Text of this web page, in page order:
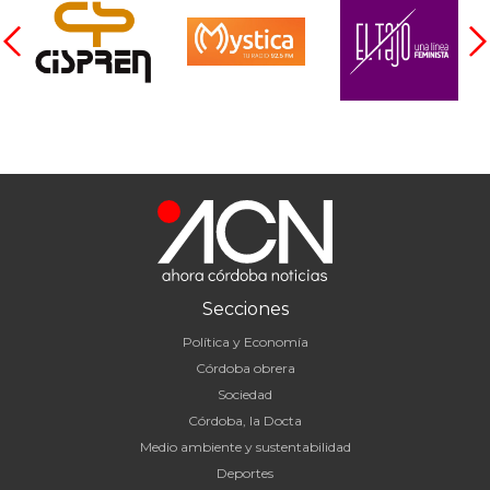
Secciones
Política y Economía
Córdoba obrera
Sociedad
Córdoba, la Docta
Medio ambiente y sustentabilidad
Deportes